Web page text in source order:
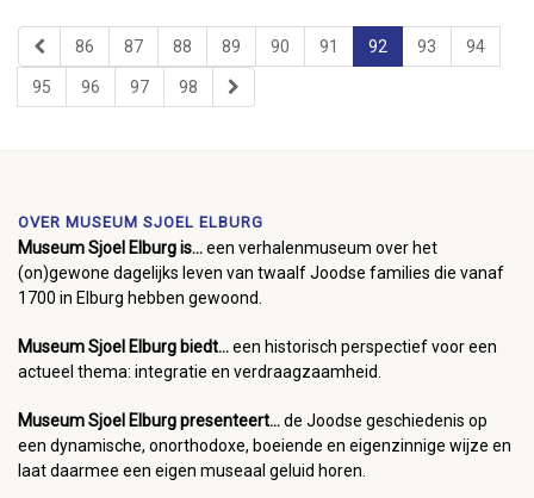
86 87 88 89 90 91 92 93 94
95 96 97 98
OVER MUSEUM SJOEL ELBURG
Museum Sjoel Elburg is...een verhalenmuseum over het
(on)gewone dagelijks leven van twaalf Joodse families die vanaf
1700 in Elburg hebben gewoond.
Museum Sjoel Elburg biedt...een historisch perspectief voor een
actueel thema: integratie en verdraagzaamheid.
Museum Sjoel Elburg presenteert...de Joodse geschiedenis op
een dynamische, onorthodoxe, boeiende en eigenzinnige wijze en
laat daarmee een eigen museaal geluid horen.